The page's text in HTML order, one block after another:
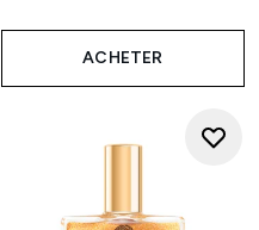
ACHETER